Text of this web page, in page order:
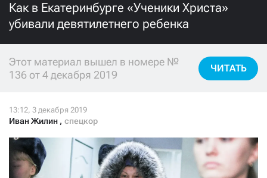
Как в Екатеринбурге «Ученики Христа»
убивали девятилетнего ребенка
Этот материал вышел в номере №
136 от 4 декабря 2019
ЧИТАТЬ
Иван Жилин , спецкор
Ежемесячно Разово
3000 1000
500
Нажимая кнопку «Стать соучастником»,
я принимаю
условия и подтверждаю свое гражданство РФ
СТАТЬ СОУЧАСТНИКОМ